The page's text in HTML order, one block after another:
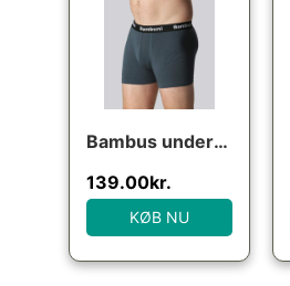
Bambus underbukser i petrol til mænd
139.00kr.
KØB NU